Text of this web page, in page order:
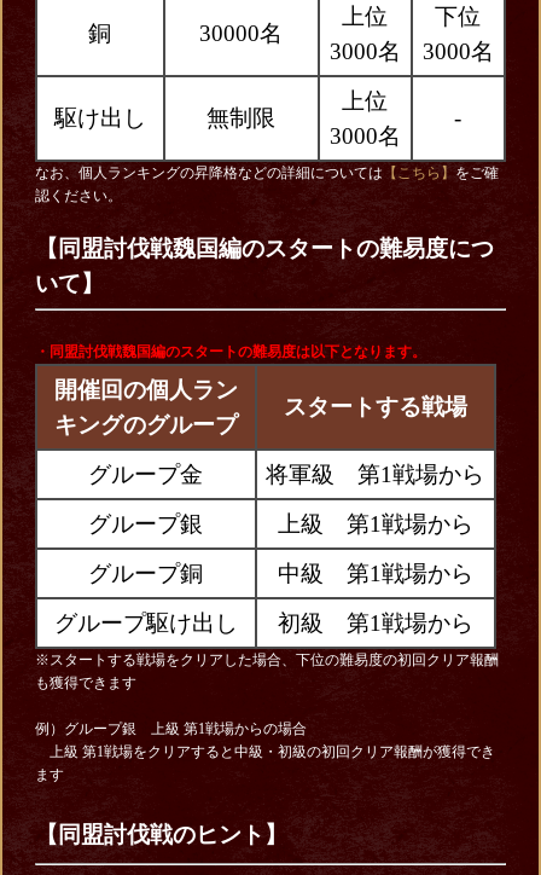
銅 30000名
上位
3000名
下位
3000名
駆け出し 無制限
上位
3000名
-
なお、個人ランキングの昇降格などの詳細については 【こちら】 をご確
認ください。
【同盟討伐戦魏国編のスタートの難易度につ
いて】
・同盟討伐戦魏国編のスタートの難易度は以下となります。
開催回の個人ラン
キングのグループ
スタートする戦場
グループ金
将軍級 第1戦場から
グループ銀
上級 第1戦場から
グループ銅
中級 第1戦場から
グループ駆け出し
初級 第1戦場から
※スタートする戦場をクリアした場合、下位の難易度の初回クリア報酬
も獲得できます
例）グループ銀 上級 第1戦場からの場合
上級 第1戦場をクリアすると中級・初級の初回クリア報酬が獲得でき
ます
【同盟討伐戦のヒント】